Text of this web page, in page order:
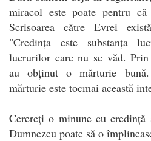
miracol este poate pentru
Scrisoarea către Evrei
"Credința este substanța
lucrurilor care nu se văd. Prin
au obținut o mărturie
mărturie este tocmai această
Cerereți o minune cu
Dumnezeu poate să o